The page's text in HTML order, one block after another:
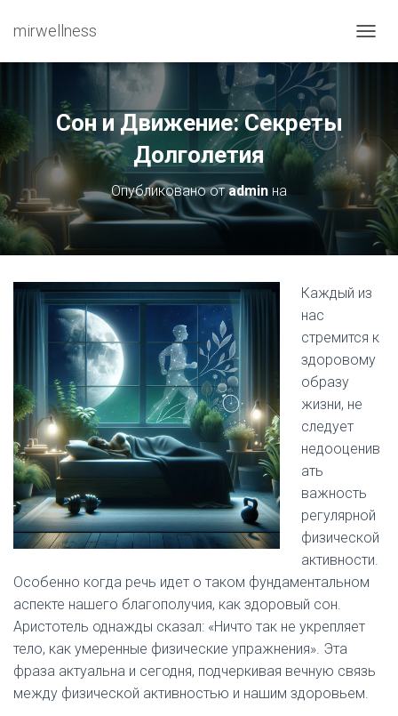
mirwellness
Сон и Движение: Секреты
Долголетия
Опубликовано отadmin на
Каждый из
нас
стремится к
здоровому
образу
жизни, не
следует
недооценив
ать
важность
регулярной
физической
активности.
Особенно когда речь идет о таком фундаментальном
аспекте нашего благополучия, как здоровый сон.
Аристотель однажды сказал: «Ничто так не укрепляет
тело, как умеренные физические упражнения». Эта
фраза актуальна и сегодня, подчеркивая вечную связь
между физической активностью и нашим здоровьем.